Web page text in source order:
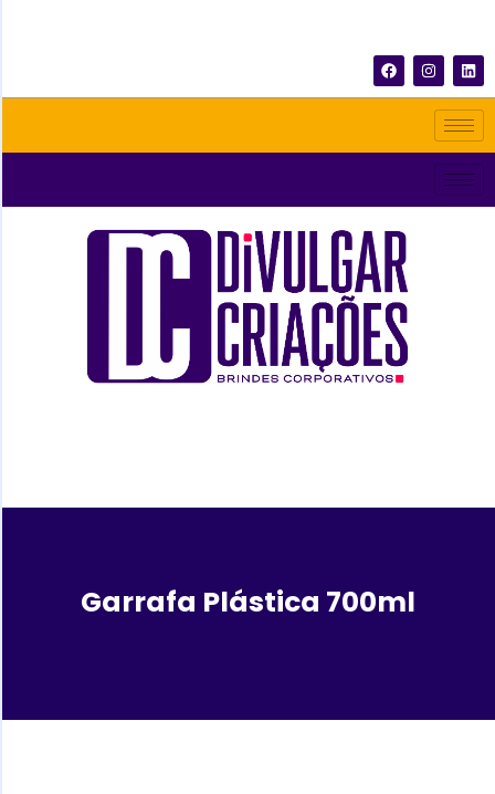
Garrafa Plástica 700ml